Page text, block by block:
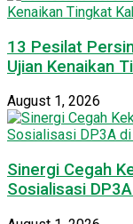
13 Pesilat
Ujian Kenaikan
August 1, 2026
Sinergi Cegah
Sosialisasi